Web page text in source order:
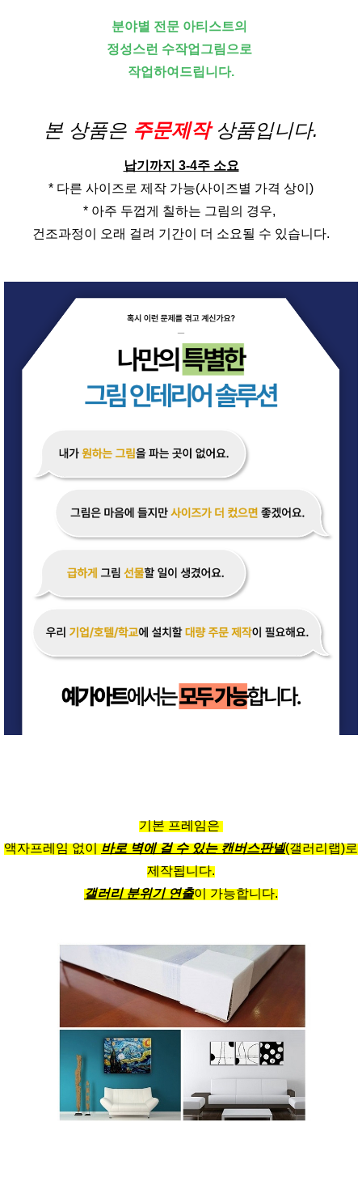
분야별 전문 아티스트의
정성스런 수작업그림으로
작업하여드립니다.
본 상품은 주문제작 상품입니다.
납기까지 3-4주 소요
* 다른 사이즈로 제작 가능(사이즈별 가격 상이)
* 아주 두껍게 칠하는 그림의 경우,
건조과정이 오래 걸려 기간이 더 소요될 수 있습니다.
기본 프레임은
액자프레임 없이 바로 벽에 걸 수 있는 캔버스판넬(갤러리랩)로
제작됩니다.
갤러리 분위기 연출이 가능합니다.